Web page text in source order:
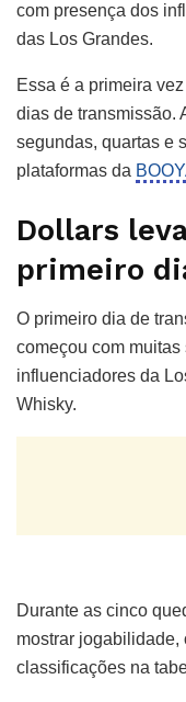
com presença dos
das Los Grandes.
Essa é a primeira
dias de transmissão.
segundas, quartas e
plataformas da
Dollars
primeiro
O primeiro dia de
começou com
influenciadores da
Whisky.
Durante as cinco
mostrar jogabilidade,
classificações na